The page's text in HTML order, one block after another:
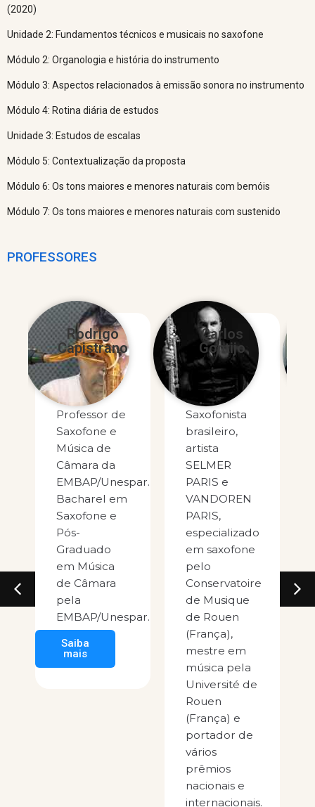
(2020)
Unidade 2: Fundamentos técnicos e musicais no saxofone
Módulo 2: Organologia e história do instrumento
Módulo 3: Aspectos relacionados à emissão sonora no instrumento
Módulo 4: Rotina diária de estudos
Unidade 3: Estudos de escalas
Módulo 5: Contextualização da proposta
Módulo 6: Os tons maiores e menores naturais com bemóis
Módulo 7: Os tons maiores e menores naturais com sustenido
PROFESSORES
Rodrigo
Capistrano
Professor de
Saxofone e
Música de
Câmara da
EMBAP/Unespar.
Bacharel em
Saxofone e
Pós-
Graduado
em Música
de Câmara
pela
EMBAP/Unespar.
Saiba
mais
Carlos
Gontijo
Saxofonista
brasileiro,
artista
SELMER
PARIS e
VANDOREN
PARIS,
especializado
em saxofone
pelo
Conservatoire
de Musique
de Rouen
(França),
mestre em
música pela
Université de
Rouen
(França) e
portador de
vários
prêmios
nacionais e
internacionais.